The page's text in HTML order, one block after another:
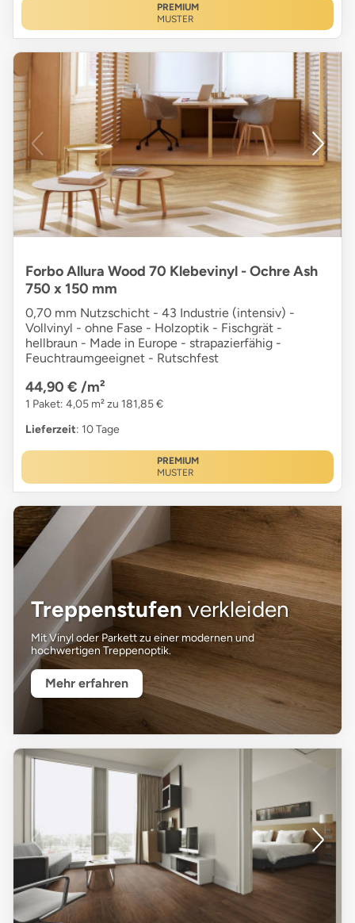
PREMIUM
MUSTER
Forbo Allura Wood 70 Klebevinyl - Ochre Ash
750 x 150 mm
0,70 mm Nutzschicht - 43 Industrie (intensiv) -
Vollvinyl - ohne Fase - Holzoptik - Fischgrät -
hellbraun - Made in Europe - strapazierfähig -
Feuchtraumgeeignet - Rutschfest
44,90 € /m²
1 Paket: 4,05 m² zu 181,85 €
Lieferzeit: 10 Tage
PREMIUM
MUSTER
Treppenstufenverkleiden
Mit Vinyl oder Parkett zu einer modernen und
hochwertigen Treppenoptik.
Mehr erfahren